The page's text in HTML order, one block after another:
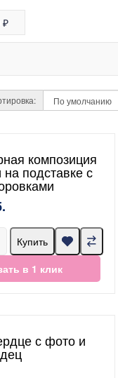
₽
композиция
подставке с
Купить
в 1 клик
с фото и